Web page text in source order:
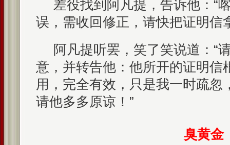
差役找到阿凡提，告诉他：“
误，需收回修正，请快把证明信
阿凡提听罢，笑了笑说道：“
意，并转告他：他所开的证明信
用，完全有效，只是我一时疏忽
请他多多原谅！”
臭黄金